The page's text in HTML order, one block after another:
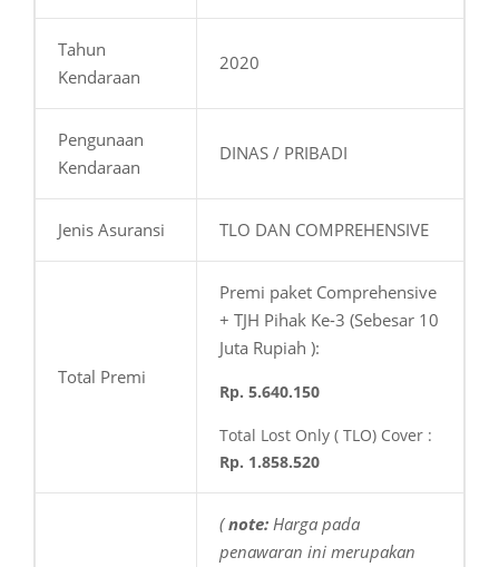
Tahun
Kendaraan
2020
Pengunaan
Kendaraan
DINAS / PRIBADI
Jenis Asuransi TLO DAN COMPREHENSIVE
Total Premi
Premi paket Comprehensive
+ TJH Pihak Ke-3 (Sebesar 10
Juta Rupiah ):
Rp. 5.640.150
Total Lost Only ( TLO) Cover :
Rp. 1.858.520
(note: Harga pada
penawaran ini merupakan